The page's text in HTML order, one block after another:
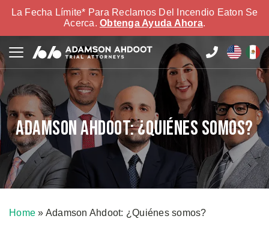
La Fecha Límite* Para Reclamos Del Incendio Eaton Se
Acerca. Obtenga Ayuda Ahora.
Adamson Ahdoot: ¿Quiénes somos?
Home » Adamson Ahdoot: ¿Quiénes somos?